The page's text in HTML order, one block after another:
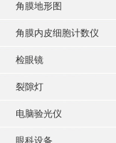
角膜地形图
角膜内皮细胞计数仪
检眼镜
裂隙灯
电脑验光仪
眼科设备